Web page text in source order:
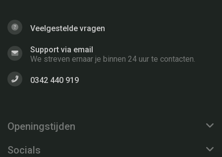
Veelgestelde vragen
Support via email
We streven ernaar je binnen 24 uur te contacten.
0342 440 919
Openingstijden
Socials